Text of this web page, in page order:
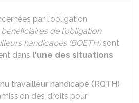
par l'obligation
bénéficiaires de l'obligation
handicapés (BOETH)sont
dans l'une des situations
travailleur handicapé (RQTH)
des droits pour